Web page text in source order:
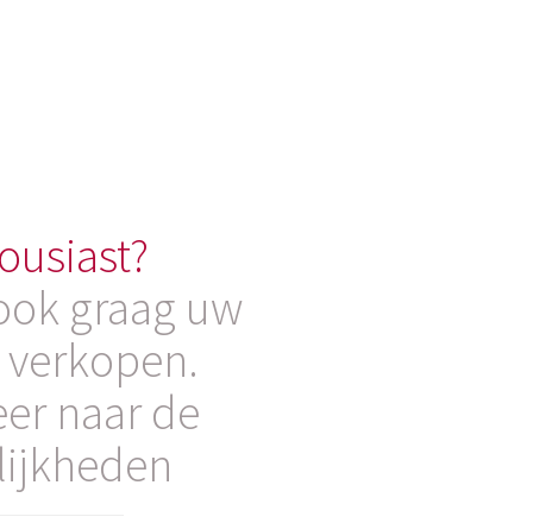
graag uw
naar de